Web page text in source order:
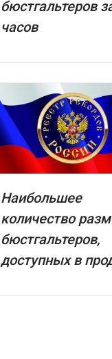
бюстгальтеров
часов
Наибольшее
количество
бюстгальтеров,
доступных в